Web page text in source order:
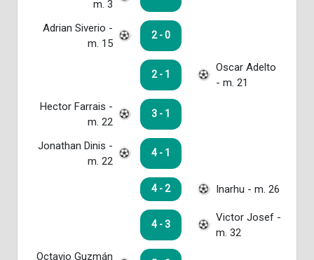
m. 3
Adrian Siverio -
m. 15
2 - 0
2 - 1
Oscar Adelto
- m. 21
Hector Farrais -
m. 22
3 - 1
Jonathan Dinis -
m. 22
4 - 1
4 - 2 Inarhu - m. 26
4 - 3
Victor Josef -
m. 32
Octavio Guzmán